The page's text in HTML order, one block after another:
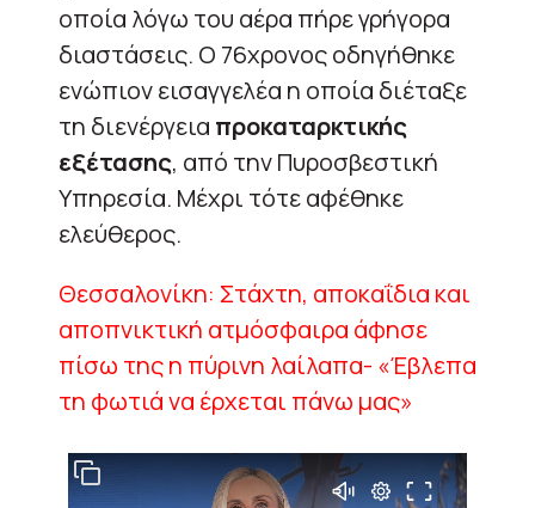
οποία λόγω του αέρα πήρε γρήγορα
διαστάσεις. Ο 76χρονος οδηγήθηκε
ενώπιον εισαγγελέα η οποία διέταξε
τη διενέργεια προκαταρκτικής
εξέτασης, από την Πυροσβεστική
Υπηρεσία. Μέχρι τότε αφέθηκε
ελεύθερος.
Θεσσαλονίκη: Στάχτη, αποκαΐδια και
αποπνικτική ατμόσφαιρα άφησε
πίσω της η πύρινη λαίλαπα- «Έβλεπα
τη φωτιά να έρχεται πάνω μας»